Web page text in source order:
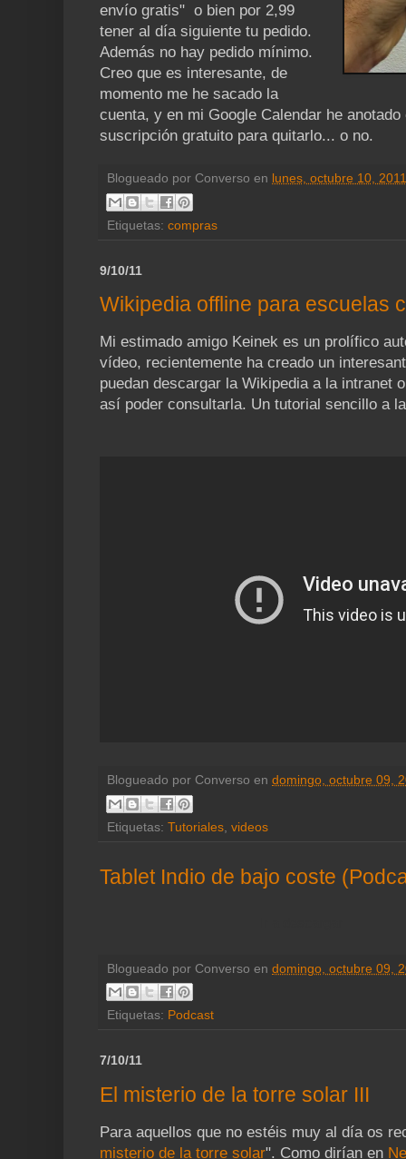
envío gratis" o bien por 2,99
tener al día siguiente tu pedido.
Además no hay pedido mínimo.
Creo que es interesante, de
momento me he sacado la
cuenta, y en mi Google Calendar he
suscripción gratuito para quitarlo... o no.
Blogueado por Converso en lunes, octubre 10, 2011
Etiquetas: compras
9/10/11
Wikipedia offline para escuelas
Mi estimado amigo Keinek es un prolífico
vídeo, recientemente ha creado un
puedan descargar la Wikipedia a la intranet
así poder consultarla. Un tutorial sencillo a
Blogueado por Converso en domingo, octubre 09,
Etiquetas: Tutoriales videos
Tablet Indio de bajo coste
Blogueado por Converso en domingo, octubre 09,
Etiquetas: Podcast
7/10/11
El misterio de la torre solar III
Para aquellos que no estéis muy al día os
misterio de la torre solar". Como dirían en